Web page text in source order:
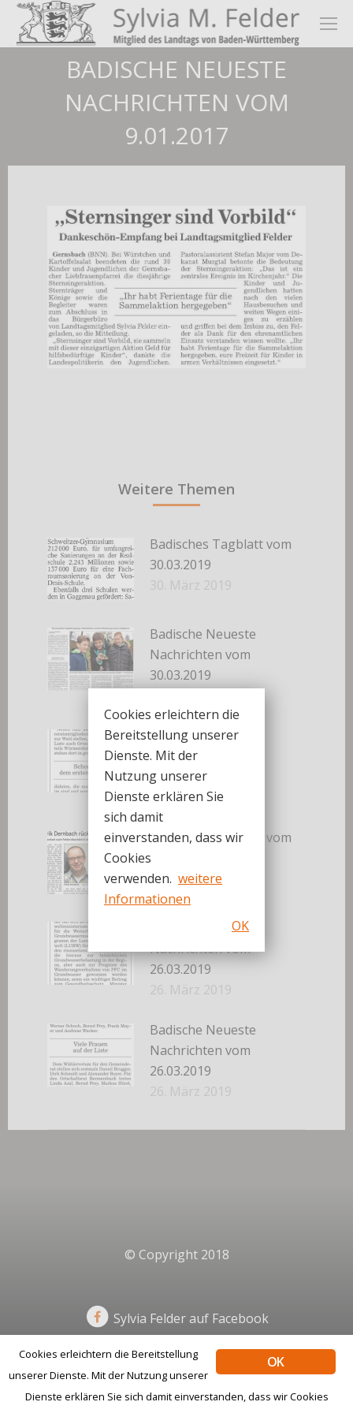
BADISCHE NEUESTE
NACHRICHTEN VOM
9.01.2017
Weitere Themen
Badisches Tagblatt vom
30.03.2019
30. März 2019
Badische Neueste
Nachrichten vom
30.03.2019
Badische Neueste
Nachrichten vom
27.03.2019
27. März 2019
Badisches Tagblatt vom
27.03.2019
27. März 2019
Badische Neueste
Nachrichten vom
26.03.2019
26. März 2019
Badische Neueste
Nachrichten vom
26.03.2019
26. März 2019
© Copyright 2018
Sylvia Felder auf Facebook
Impressum Datenschutz
OK
Cookies erleichtern die Bereitstellung
unserer Dienste. Mit der Nutzung unserer
Dienste erklären Sie sich damit einverstanden, dass wir Cookies
Cookies erleichtern die
Bereitstellung unserer
Dienste. Mit der
Nutzung unserer
Dienste erklären Sie
sich damit
einverstanden, dass wir
Cookies
verwenden. weitere
Informationen
OK